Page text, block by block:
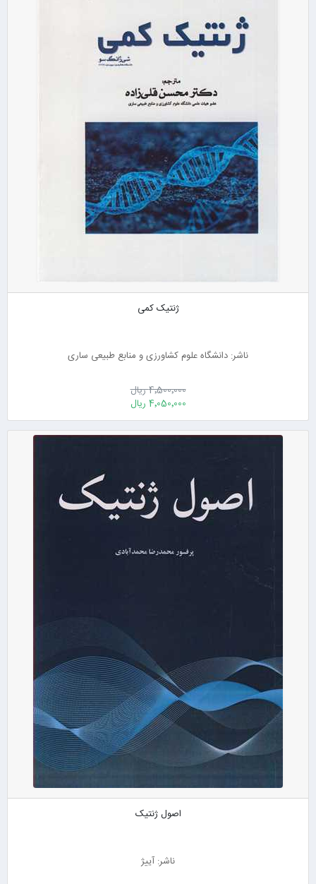
ژنتیک کمی
ناشر: دانشگاه علوم کشاورزی و منابع طبیعی ساری
4٬500٬000 ریال
4٬050٬000 ریال
اصول ژنتیک
ناشر: آییژ